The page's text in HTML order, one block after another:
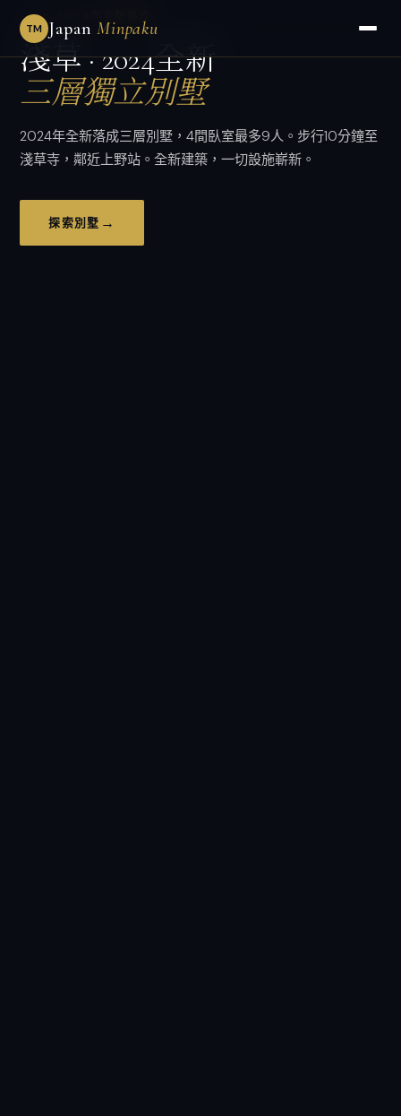
TM JapanMinpaku
12人整棟大宅
立即查看 →
✨ 2024年全新落成
淺草 · 2024全新
三層獨立別墅
2024年全新落成三層別墅，4間臥室最多9人。步行10分鐘至
淺草寺，鄰近上野站。全新建築，一切設施嶄新。
探索別墅 →
景觀公寓
立即查看 →
整棟三層一戶建
了解更多 →
家庭好友舒適公寓
查看住宿 →
北區日式客房
查看客房 →